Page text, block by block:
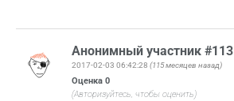
Анонимный участник #113
2017-02-03 06:42:28 (115 месяцев назад)
Оценка 0
(Авторизуйтесь, чтобы оценить)